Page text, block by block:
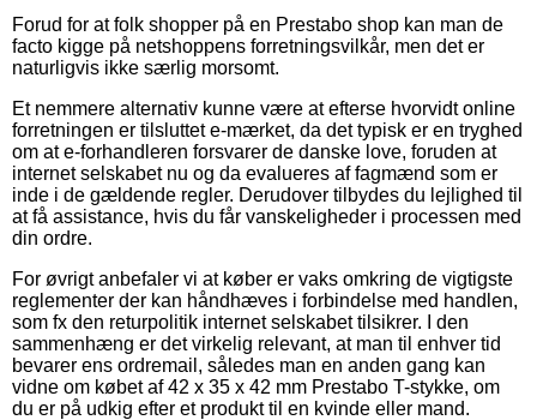
Forud for at folk shopper på en Prestabo shop kan man de
facto kigge på netshoppens forretningsvilkår, men det er
naturligvis ikke særlig morsomt.
Et nemmere alternativ kunne være at efterse hvorvidt online
forretningen er tilsluttet e-mærket, da det typisk er en tryghed
om at e-forhandleren forsvarer de danske love, foruden at
internet selskabet nu og da evalueres af fagmænd som er
inde i de gældende regler. Derudover tilbydes du lejlighed til
at få assistance, hvis du får vanskeligheder i processen med
din ordre.
For øvrigt anbefaler vi at køber er vaks omkring de vigtigste
reglementer der kan håndhæves i forbindelse med handlen,
som fx den returpolitik internet selskabet tilsikrer. I den
sammenhæng er det virkelig relevant, at man til enhver tid
bevarer ens ordremail, således man en anden gang kan
vidne om købet af 42 x 35 x 42 mm Prestabo T-stykke, om
du er på udkig efter et produkt til en kvinde eller mand.